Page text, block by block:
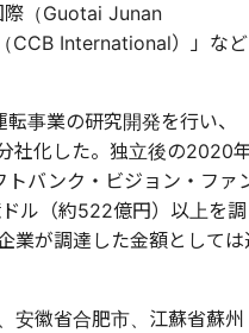
際（Guotai Junan
CCB International）」など
事業の研究開発を行い、
化した。 独立後の2020
バンク・ビジョン・ファ
ル（約522億円）以上を調
業が調達した金額としては
安徽省合肥市、江蘇省蘇州